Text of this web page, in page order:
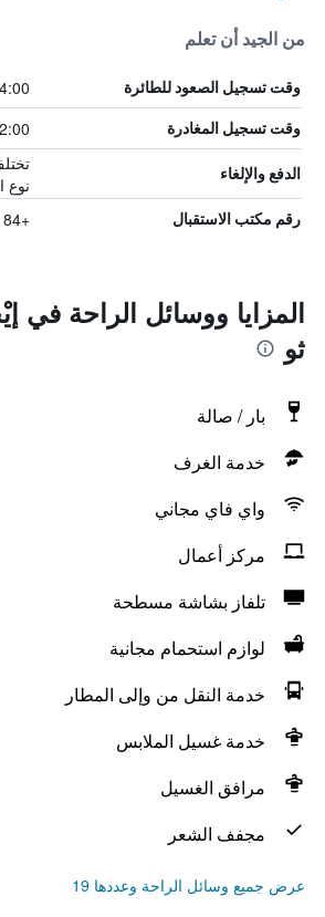
من الجيد أن تعلم
وقت تسجيل الصعود للطائرة
وقت تسجيل المغادرة
الدفع والإلغاء
نوع
رقم مكتب الاستقبال +84 292 381 2800
المزايا ووسائل الراحة في
ثو
بار / صالة
خدمة الغرف
واي فاي مجاني
مركز أعمال
تلفاز بشاشة مسطحة
لوازم استحمام مجانية
خدمة النقل من وإلى المطار
خدمة غسيل الملابس
مرافق الغسيل
مجفف الشعر
عرض جميع وسائل الراحة وعددها 19